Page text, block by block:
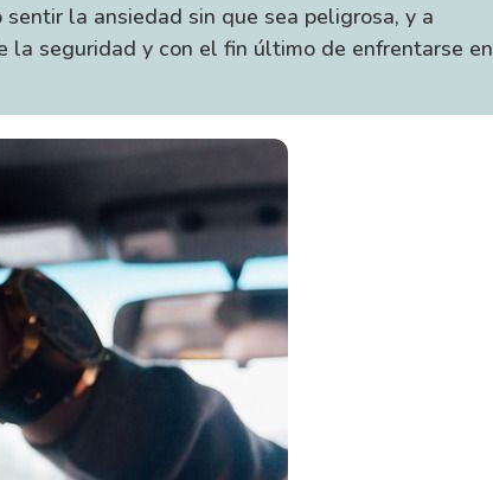
la ansiedad sin que sea peligrosa, y a
la seguridad y con el fin último de enfrentarse en